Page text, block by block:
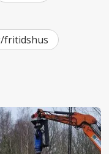
fritidshus